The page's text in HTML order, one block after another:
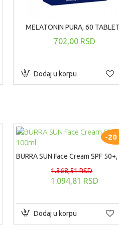
MELATONIN PURA, 60
702,00 RSD
Dodaj u korpu
-20
1.094,81 RSD
1.368,51 RSD
Dodaj u korpu